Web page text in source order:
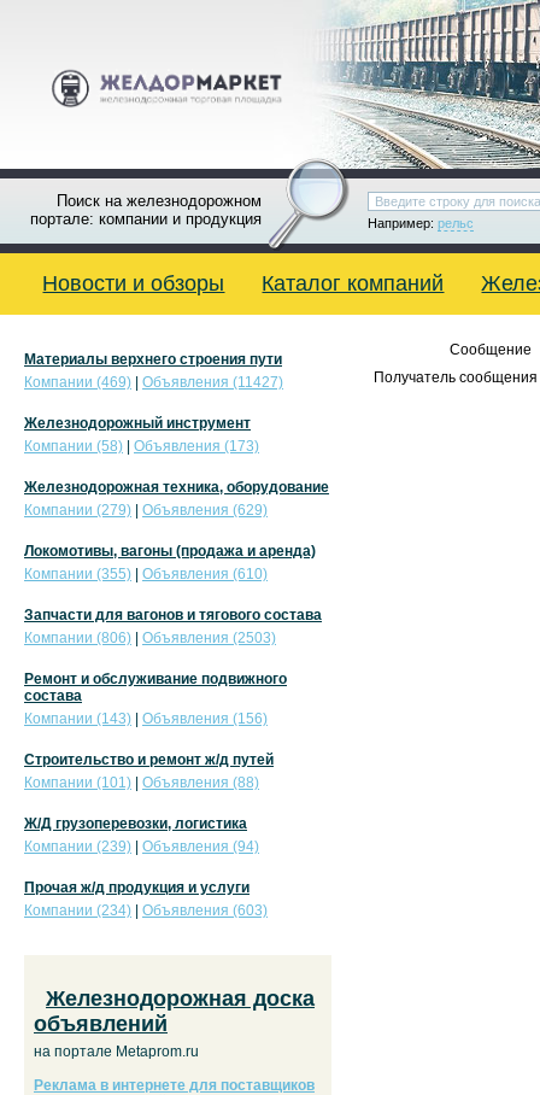
Поиск на железнодорожном
портале: компании и продукция
Например: рельс
Новости и обзоры Каталог компаний
Сообщение
Получатель сообщения
Материалы верхнего строения пути
Компании (469)
Объявления (11427)
Железнодорожный инструмент
Компании (58)
Объявления (173)
Железнодорожная техника, оборудование
Компании (279)
Объявления (629)
Локомотивы, вагоны (продажа и аренда)
Компании (355)
Объявления (610)
Запчасти для вагонов и тягового состава
Компании (806)
Объявления (2503)
Ремонт и обслуживание подвижного
состава
Компании (143)
Объявления (156)
Строительство и ремонт ж/д путей
Компании (101)
Объявления (88)
Ж/Д грузоперевозки, логистика
Компании (239)
Объявления (94)
Прочая ж/д продукция и услуги
Компании (234)
Объявления (603)
Железнодорожная доска
объявлений
на портале Metaprom.ru
Реклама в интернете для поставщиков